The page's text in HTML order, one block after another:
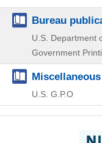
Bureau
U.S. Department
Government
U.S. G.P.O